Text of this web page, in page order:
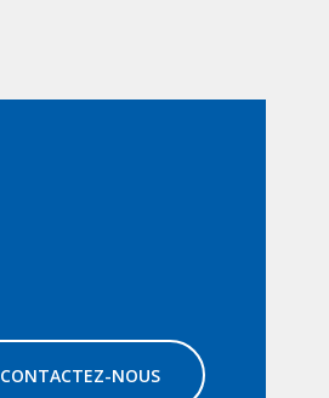
CONTACTEZ-NOUS